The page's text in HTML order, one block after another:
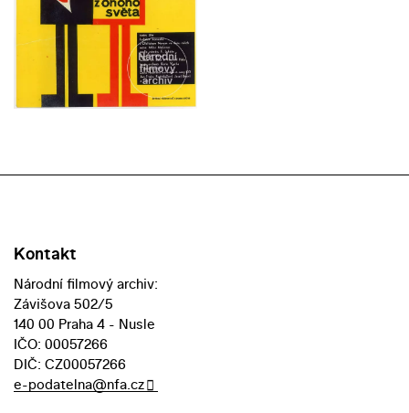
Kontakt
Národní filmový archiv:
Závišova 502/5
140 00 Praha 4 - Nusle
IČO: 00057266
DIČ: CZ00057266
e-podatelna@nfa.cz